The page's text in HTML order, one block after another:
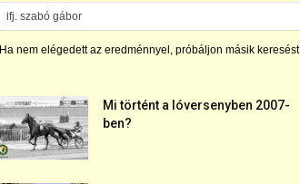
Ha nem elégedett az eredménnyel, próbáljon másik keresést
Mi történt a lóversenyben 2007-
ben?